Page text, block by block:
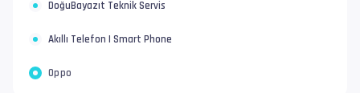
DoğuBayazıt Teknik Servis
Akıllı Telefon | Smart Phone
Oppo